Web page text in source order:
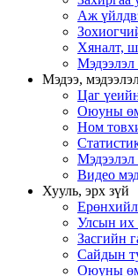
Аж
Хяналт,
Мэдээлэл
Мэдээ,
Цаг
Оюуны
Ном
Мэдээлэл
Видео
Хууль, эрх зүй
Улсын их
Засгийн
Сайдын
Оюуны